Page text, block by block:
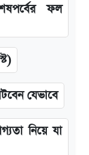
ফল
যেভাবে
নিয়ে যা